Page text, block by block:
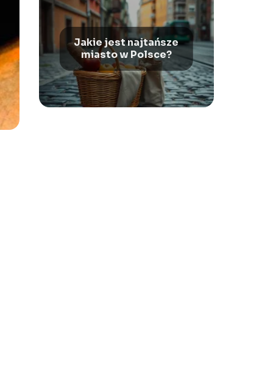
Jakie jest najtańsze
miasto w Polsce?